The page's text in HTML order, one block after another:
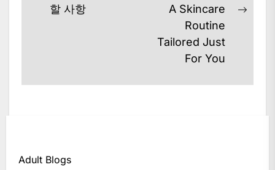
post:할 사항
A Skincare
Routine
Tailored Just
For You
Adult Blogs